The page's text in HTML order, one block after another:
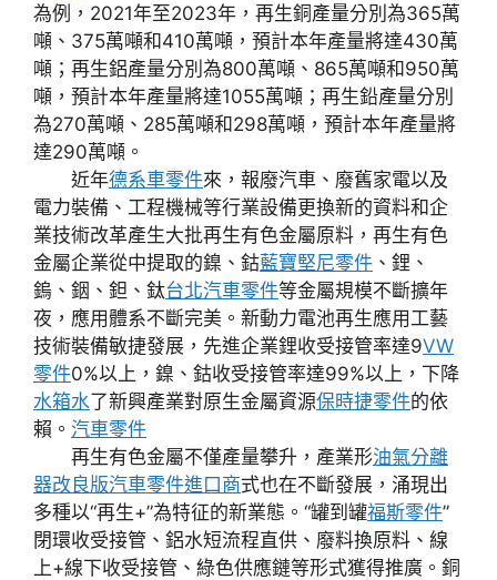
為例，2021年至2023年，再生銅產量分別為365萬
噸、375萬噸和410萬噸，預計本年產量將達430萬
噸；再生鋁產量分別為800萬噸、865萬噸和950萬
噸，預計本年產量將達1055萬噸；再生鉛產量分別
為270萬噸、285萬噸和298萬噸，預計本年產量將
達290萬噸。
近年德系車零件來，報廢汽車、廢舊家電以及
電力裝備、工程機械等行業設備更換新的資料和企
業技術改革產生大批再生有色金屬原料，再生有色
金屬企業從中提取的鎳、鈷藍寶堅尼零件 、鋰、
鎢、銦、鉭、鈦台北汽車零件等金屬規模不斷擴年
夜，應用體系不斷完美。新動力電池再生應用工藝
技術裝備敏捷發展，先進企業鋰收受接管率達9VW
零件0%以上，鎳、鈷收受接管率達99%以上，下降
水箱水了新興產業對原生金屬資源保時捷零件的依
賴。 汽車零件
再生有色金屬不僅產量攀升，產業形油氣分離
器改良版汽車零件進口商式也在不斷發展，涌現出
多種以“再生+”為特征的新業態。“罐到罐福斯零件”
閉環收受接管、鋁水短流程直供、廢料換原料、線
上+線下收受接管、綠色供應鏈等形式獲得推廣。銅